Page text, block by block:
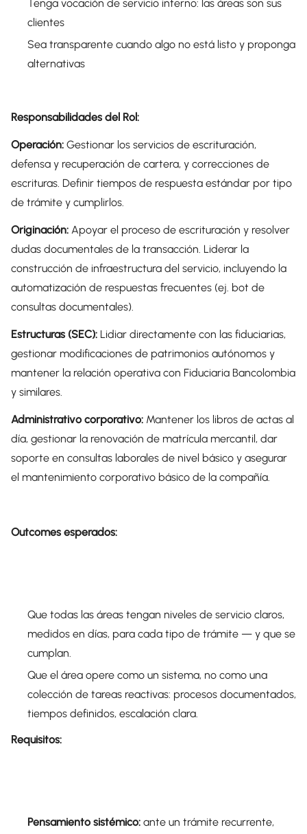
Tenga vocación de servicio interno: las áreas son sus
clientes
Sea transparente cuando algo no está listo y proponga
alternativas
Responsabilidades del Rol:
Operación: Gestionar los servicios de escrituración,
defensa y recuperación de cartera, y correcciones de
escrituras. Definir tiempos de respuesta estándar por tipo
de trámite y cumplirlos.
Originación: Apoyar el proceso de escrituración y resolver
dudas documentales de la transacción. Liderar la
construcción de infraestructura del servicio, incluyendo la
automatización de respuestas frecuentes (ej. bot de
consultas documentales).
Estructuras (SEC): Lidiar directamente con las fiduciarias,
gestionar modificaciones de patrimonios autónomos y
mantener la relación operativa con Fiduciaria Bancolombia
y similares.
Administrativo corporativo: Mantener los libros de actas al
día, gestionar la renovación de matrícula mercantil, dar
soporte en consultas laborales de nivel básico y asegurar
el mantenimiento corporativo básico de la compañía.
Outcomes esperados:
Que todas las áreas tengan niveles de servicio claros,
medidos en días, para cada tipo de trámite — y que se
cumplan.
Que el área opere como un sistema, no como una
colección de tareas reactivas: procesos documentados,
tiempos definidos, escalación clara.
Requisitos:
Pensamiento sistémico: ante un trámite recurrente,